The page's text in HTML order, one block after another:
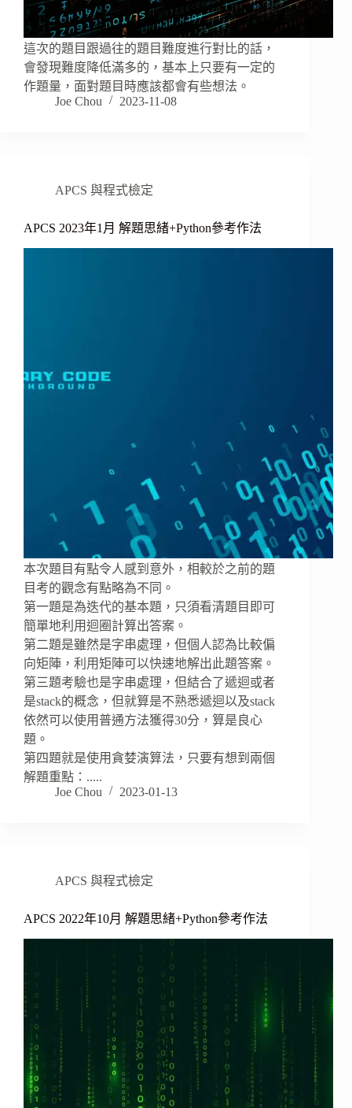
這次的題目跟過往的題目難度進行對比的話，
會發現難度降低滿多的，基本上只要有一定的
作題量，面對題目時應該都會有些想法。
Joe Chou
2023-11-08
APCS 與程式檢定
APCS 2023年1月 解題思緒+Python參考作法
本次題目有點令人感到意外，相較於之前的題
目考的觀念有點略為不同。
第一題是為迭代的基本題，只須看清題目即可
簡單地利用迴圈計算出答案。
第二題是雖然是字串處理，但個人認為比較偏
向矩陣，利用矩陣可以快速地解出此題答案。
第三題考驗也是字串處理，但結合了遞迴或者
是stack的概念，但就算是不熟悉遞迴以及stack
依然可以使用普通方法獲得30分，算是良心
題。
第四題就是使用貪婪演算法，只要有想到兩個
解題重點：.....
Joe Chou
2023-01-13
APCS 與程式檢定
APCS 2022年10月 解題思緒+Python參考作法